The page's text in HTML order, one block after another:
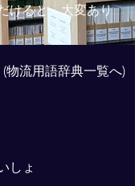
けると、大変あり
(物流用語辞典一覧へ)
しょ